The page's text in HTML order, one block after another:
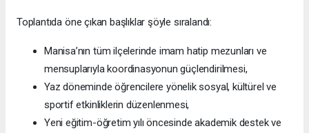
Toplantıda öne çıkan başlıklar şöyle sıralandı:
Manisa’nın tüm ilçelerinde imam hatip mezunları ve
mensuplarıyla koordinasyonun güçlendirilmesi,
Yaz döneminde öğrencilere yönelik sosyal, kültürel ve
sportif etkinliklerin düzenlenmesi,
Yeni eğitim-öğretim yılı öncesinde akademik destek ve